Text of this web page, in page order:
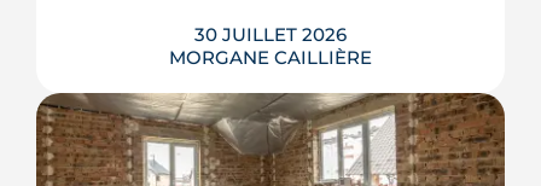
Très bonne expérience avec
30 JUILLET 2026
MORGANE CAILLIÈRE